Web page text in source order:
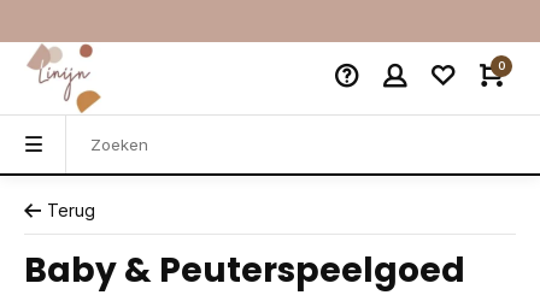
0
Terug
Baby & Peuterspeelgoed